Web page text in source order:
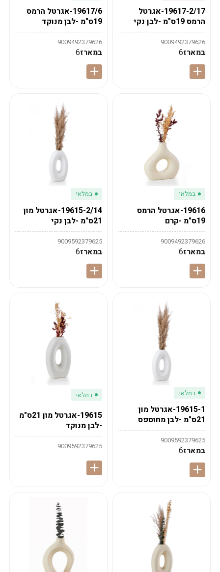
19617-2/17-אגרטל
הרמס 19ס"מ -לבן נקי
9009492379626
במארז6
19617/6-אגרטל הרמס
19ס"מ -לבן מנוקד
9009492379626
במארז6
במלאי
19616-אגרטל הרמס
19ס"מ -קרם
9009492379626
במארז6
במלאי
19615-2/14-אגרטל מון
21ס"מ -לבן נקי
9009592379625
במארז6
במלאי
19615-1-אגרטל מון
21ס"מ -לבן מחוספס
9009592379625
במארז6
במלאי
19615-אגרטל מון 21ס"מ
-לבן מנוקד
9009592379625